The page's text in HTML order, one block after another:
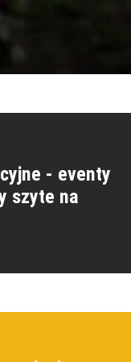
- eventy
szyte na